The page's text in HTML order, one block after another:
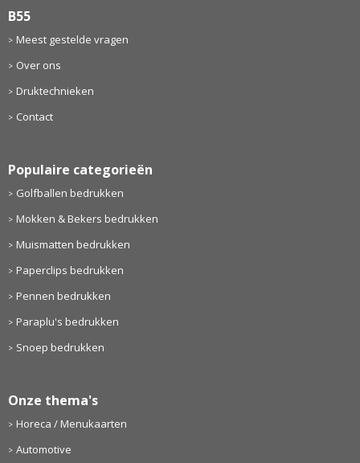
B55
Meest gestelde vragen
Over ons
Druktechnieken
Contact
Populaire categorieën
Golfballen bedrukken
Mokken & Bekers bedrukken
Muismatten bedrukken
Paperclips bedrukken
Pennen bedrukken
Paraplu's bedrukken
Snoep bedrukken
Onze thema's
Horeca / Menukaarten
Automotive